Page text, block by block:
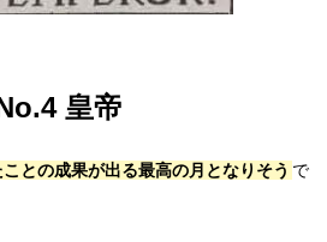
皇帝
との成果が出る最高の月となりそう で